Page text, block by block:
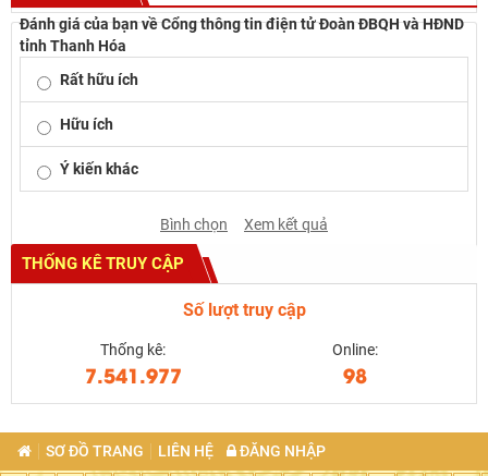
Đánh giá của bạn về Cổng thông tin điện tử Đoàn ĐBQH và HĐND
tỉnh Thanh Hóa
Rất hữu ích
Hữu ích
Ý kiến khác
Bình chọn Xem kết quả
THỐNG KÊ TRUY CẬP
Số lượt truy cập
Thống kê:
7.541.977
Online:
98
SƠ ĐỒ TRANG LIÊN HỆ ĐĂNG NHẬP